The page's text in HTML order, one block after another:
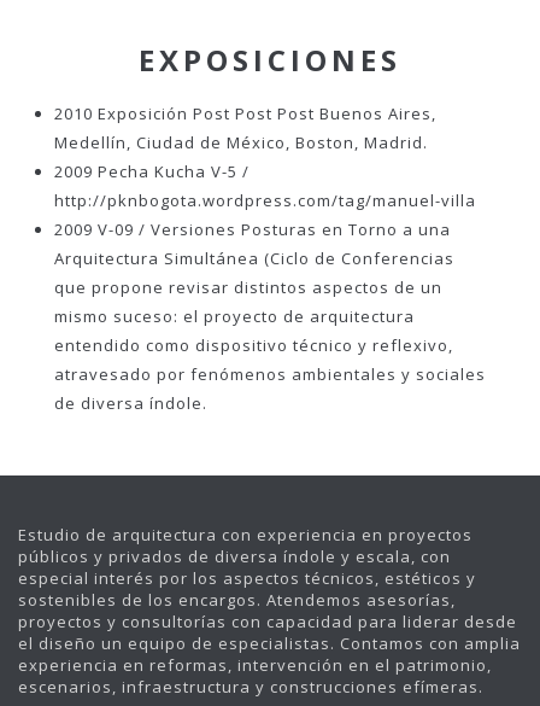
EXPOSICIONES
2010 Exposición Post Post Post Buenos Aires,
Medellín, Ciudad de México, Boston, Madrid.
2009 Pecha Kucha V-5 /
http://pknbogota.wordpress.com/tag/manuel-villa
2009 V-09 / Versiones Posturas en Torno a una
Arquitectura Simultánea (Ciclo de Conferencias
que propone revisar distintos aspectos de un
mismo suceso: el proyecto de arquitectura
entendido como dispositivo técnico y reflexivo,
atravesado por fenómenos ambientales y sociales
de diversa índole.
Estudio de arquitectura con experiencia en proyectos
públicos y privados de diversa índole y escala, con
especial interés por los aspectos técnicos, estéticos y
sostenibles de los encargos. Atendemos asesorías,
proyectos y consultorías con capacidad para liderar desde
el diseño un equipo de especialistas. Contamos con amplia
experiencia en reformas, intervención en el patrimonio,
escenarios, infraestructura y construcciones efímeras.